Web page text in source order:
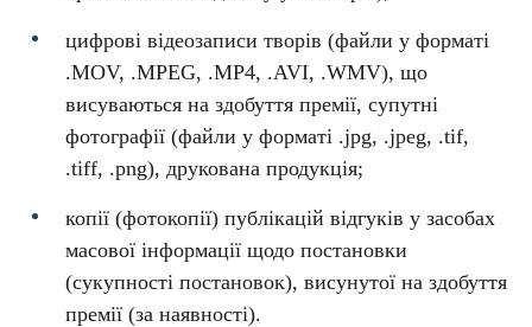
цифрові відеозаписи творів (файли у форматі
.MOV, .MPEG, .MP4, .AVI, .WMV), що
висуваються на здобуття премії, супутні
фотографії (файли у форматі .jpg, .jpeg, .tif,
.tiff, .png), друкована продукція;
копії (фотокопії) публікацій відгуків у засобах
масової інформації щодо постановки
(сукупності постановок), висунутої на здобуття
премії (за наявності).